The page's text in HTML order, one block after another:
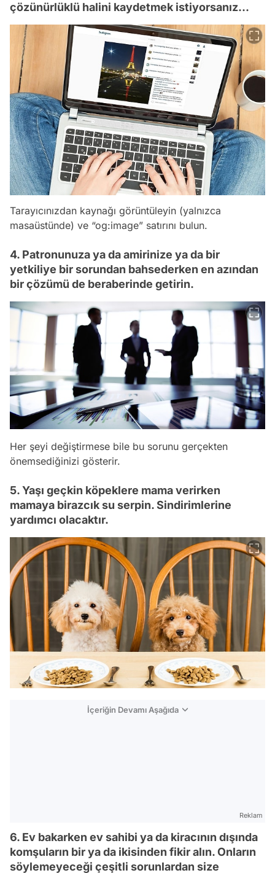
çözünürlüklü halini kaydetmek istiyorsanız...
Tarayıcınızdan kaynağı görüntüleyin (yalnızca
masaüstünde) ve “og:image” satırını bulun.
4. Patronunuza ya da amirinize ya da bir
yetkiliye bir sorundan bahsederken en azından
bir çözümü de beraberinde getirin.
Her şeyi değiştirmese bile bu sorunu gerçekten
önemsediğinizi gösterir.
5. Yaşı geçkin köpeklere mama verirken
mamaya birazcık su serpin. Sindirimlerine
yardımcı olacaktır.
İçeriğin Devamı Aşağıda
Reklam
6. Ev bakarken ev sahibi ya da kiracının dışında
komşuların bir ya da ikisinden fikir alın. Onların
söylemeyeceği çeşitli sorunlardan size